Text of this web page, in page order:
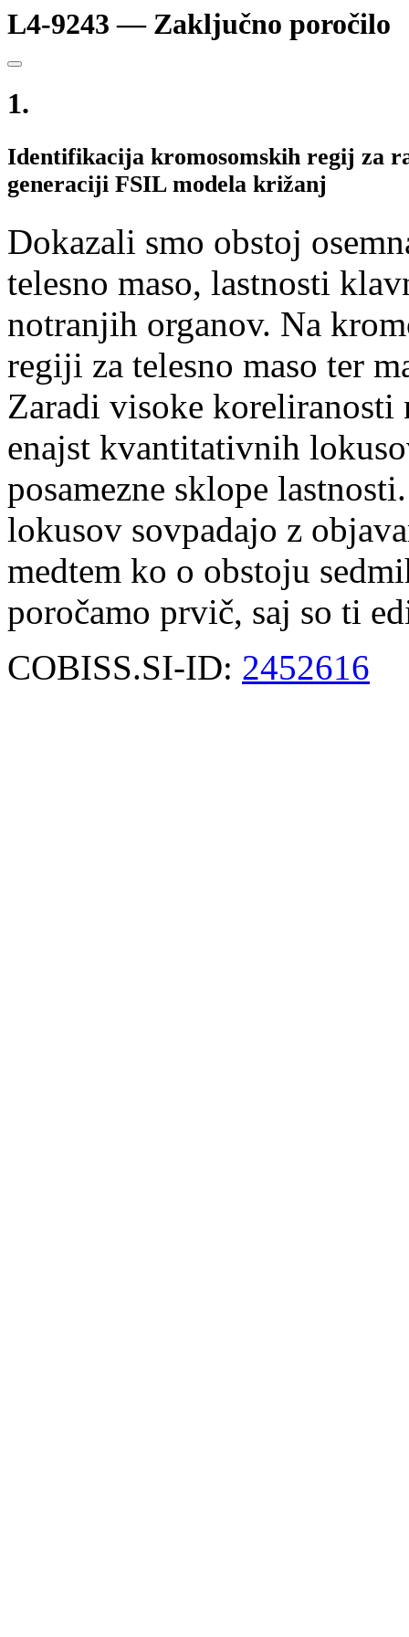
L4-9243 — Zaključno poročilo
1.
Identifikacija kromosomskih regij za
generaciji FSIL modela križanj
Dokazali smo obstoj
telesno maso, lastnosti
notranjih organov. Na
regiji za telesno maso ter
Zaradi visoke
enajst kvantitativnih
posamezne sklope
lokusov sovpadajo z
medtem ko o obstoju
poročamo prvič, saj so ti
COBISS.SI-ID: 2452616